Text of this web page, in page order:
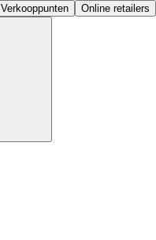
Verkooppunten Online retailers